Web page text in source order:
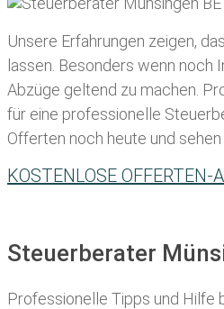
Unsere Erfahrungen zeigen,
lassen . Besonders wenn
Abzüge geltend zu machen.
für eine professionelle
Offerten noch heute und
KOSTENLOSE OFFERTEN-
Steuerberater
Professionelle Tipps und Hilfe